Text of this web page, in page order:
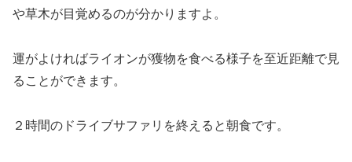
や草木が目覚めるのが分かりますよ。
運がよければライオンが獲物を食べる様子を至近距離で見
ることができます。
２時間のドライブサファリを終えると朝食です。